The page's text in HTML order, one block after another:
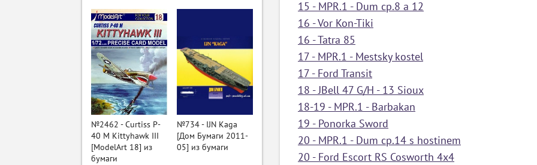
15 - MPR.1 - Dum cp.8 a 12
16 - Vor Kon-Tiki
16 - Tatra 85
17 - MPR.1 - Mestsky kostel
17 - Ford Transit
18 - JBell 47 G/H - 13 Sioux
18-19 - MPR.1 - Barbakan
19 - Ponorka Sword
20 - MPR.1 - Dum cp.14 s hostinem
20 - Ford Escort RS Cosworth 4x4
№2462 - Curtiss P-
40 M Kittyhawk III
[ModelArt 18] из
бумаги
№734 - IJN Kaga
[Дом Бумаги 2011-
05] из бумаги